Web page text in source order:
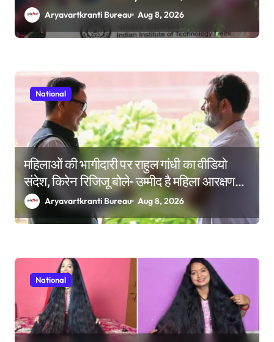
सब कुछ आउट ऑफ सिलेबस होता है
Aryavartkranti Bureau Aug 8, 2026
National
महिलाओं की भागीदारी पर राहुल गांधी का वीडियो
संदेश, किरेन रिजिजू बोले- उम्मीद है महिला आरक्षण
बिल का बिना शर्त करेंगे समर्थन
Aryavartkranti Bureau Aug 8, 2026
National